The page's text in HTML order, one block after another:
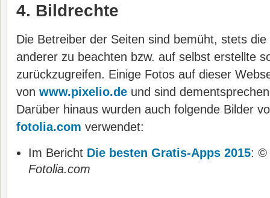
4. Bildrechte
Die Betreiber der Seiten sind bemüht, stets
anderer zu beachten bzw. auf selbst erstellte
zurückzugreifen. Einige Fotos auf dieser
von www.pixelio.de und sind
Darüber hinaus wurden auch folgende Bilder
fotolia.com verwendet:
Im Bericht Die besten Gratis-Apps 2015: ©
Fotolia.com